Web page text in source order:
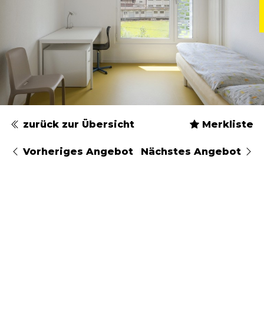
zurück zur Übersicht Merkliste
Vorheriges Angebot Nächstes Angebot